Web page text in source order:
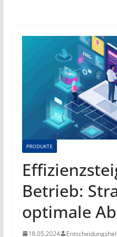
PRODUKTE
Betrieb:
optimale
18.05.2024